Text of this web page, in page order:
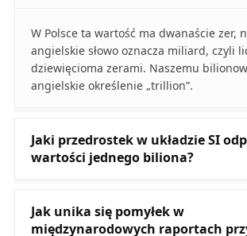
W Polsce ta wartość ma dwanaście zer,
angielskie słowo oznacza miliard, czyli
dziewięcioma zerami. Naszemu
angielskie określenie „trillion”.
Jaki przedrostek w układzie SI
wartości jednego biliona?
Jak unika się pomyłek w
międzynarodowych raportach